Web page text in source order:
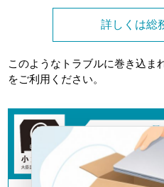
詳しくは総
このようなトラブルに巻き込ま
をご利用ください。